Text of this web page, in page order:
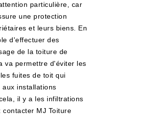
particulière, car
une protection
et leurs biens. En
d'effectuer des
de la toiture de
va permettre d'éviter les
fuites de toit qui
installations
il y a les infiltrations
contacter MJ Toiture